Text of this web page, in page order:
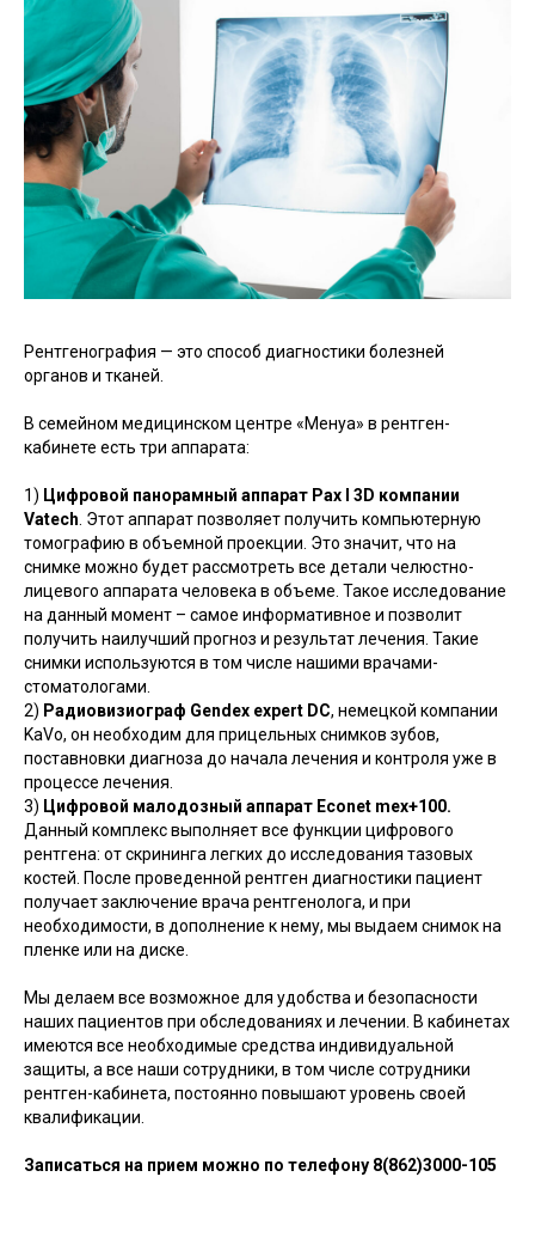
Рентгенография — это способ диагностики болезней
органов и тканей.
В семейном медицинском центре «Менуа» в рентген-
кабинете есть три аппарата:
1) Цифровой панорамный аппарат Pax I 3D компании
Vatech . Этот аппарат позволяет получить компьютерную
томографию в объемной проекции. Это значит, что на
снимке можно будет рассмотреть все детали челюстно-
лицевого аппарата человека в объеме. Такое исследование
на данный момент – самое информативное и позволит
получить наилучший прогноз и результат лечения. Такие
снимки используются в том числе нашими врачами-
стоматологами.
2) Радиовизиограф Gendex expert DC, немецкой компании
KaVo, он необходим для прицельных снимков зубов,
поставновки диагноза до начала лечения и контроля уже в
процессе лечения.
3) Цифровой малодозный аппарат Econet mex+100.
Данный комплекс выполняет все функции цифрового
рентгена: от скрининга легких до исследования тазовых
костей. После проведенной рентген диагностики пациент
получает заключение врача рентгенолога, и при
необходимости, в дополнение к нему, мы выдаем снимок на
пленке или на диске.
Мы делаем все возможное для удобства и безопасности
наших пациентов при обследованиях и лечении. В кабинетах
имеются все необходимые средства индивидуальной
защиты, а все наши сотрудники, в том числе сотрудники
рентген-кабинета, постоянно повышают уровень своей
квалификации.
Записаться на прием можно по телефону 8(862)3000-105